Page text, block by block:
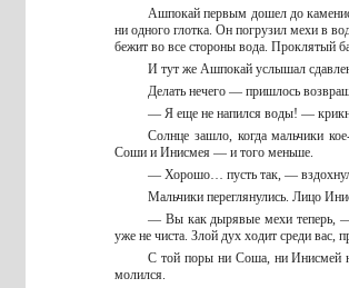
Ашпокай первым дошел до
ни одного глотка. Он погрузил мехи в
бежит во все стороны вода. Проклятый
И тут же Ашпокай услышал
Делать нечего — пришлось
— Я еще не напился воды! —
Солнце зашло, когда мальчики
Соши и Инисмея — и того меньше.
— Хорошо… пусть так, —
Мальчики переглянулись. Лицо
— Вы как дырявые мехи теперь, —
уже не чиста. Злой дух ходит среди
С той поры ни Соша, ни Инисмей
молился.